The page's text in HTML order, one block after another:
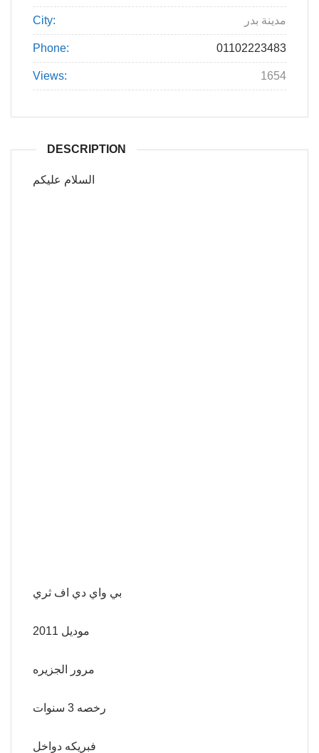
City: مدينة بدر
Phone: 01102223483
Views: 1654
DESCRIPTION
السلام عليكم
بي واي دي اف ثري
موديل 2011
مرور الجزيره
رخصه 3 سنوات
فبريكه دواخل